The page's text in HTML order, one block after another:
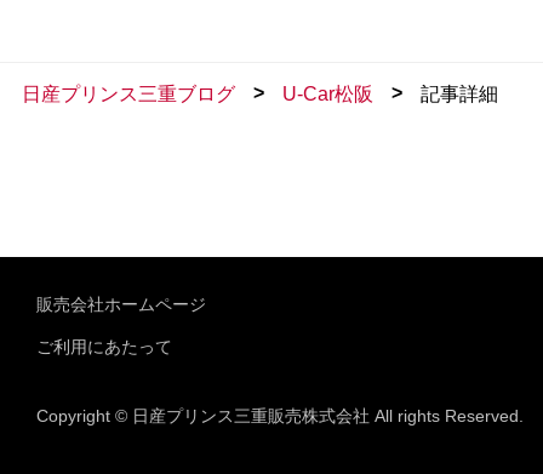
日産プリンス三重ブログ > U-Car松阪 > 記事詳細
販売会社ホームページ
ご利用にあたって
Copyright © 日産プリンス三重販売株式会社 All rights Reserved.